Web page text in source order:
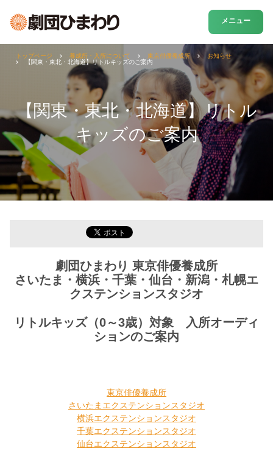
メニュー
【関東・東北・北海道】リトル
キッズのご案内
トップページ 養成所・入所について 東京俳優養成所
お知らせ
【関東・東北・北海道】リトルキッズのご案内
劇団ひまわり 東京俳優養成所
さいたま・横浜・千葉・仙台・新潟・札幌エ
クステンションスタジオ
リトルキッズ（0～3歳）対象 入所オーディ
ションのご案内
東京俳優養成所
さいたまエクステンションスタジオ
横浜エクステンションスタジオ
千葉エクステンションスタジオ
仙台エクステンションスタジオ